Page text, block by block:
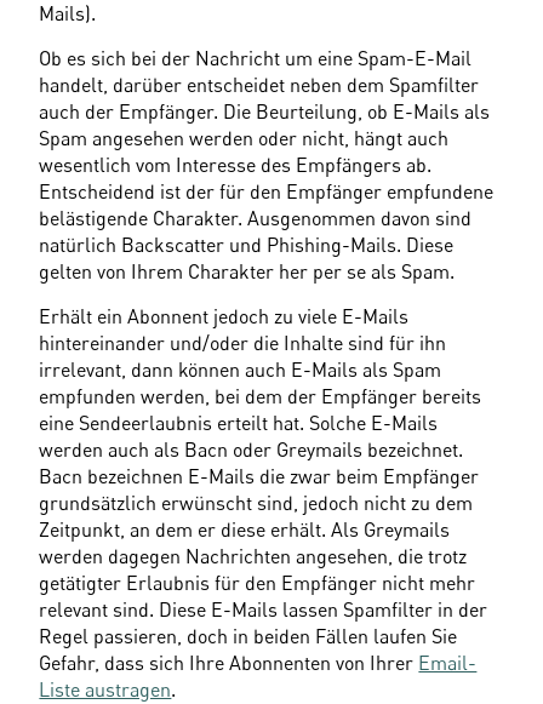
Mails).
Ob es sich bei der Nachricht um eine Spam-E-Mail
handelt, darüber entscheidet neben dem Spamfilter
auch der Empfänger. Die Beurteilung, ob E-Mails als
Spam angesehen werden oder nicht, hängt auch
wesentlich vom Interesse des Empfängers ab.
Entscheidend ist der für den Empfänger empfundene
belästigende Charakter. Ausgenommen davon sind
natürlich Backscatter und Phishing-Mails. Diese
gelten von Ihrem Charakter her per se als Spam.
Erhält ein Abonnent jedoch zu viele E-Mails
hintereinander und/oder die Inhalte sind für ihn
irrelevant, dann können auch E-Mails als Spam
empfunden werden, bei dem der Empfänger bereits
eine Sendeerlaubnis erteilt hat. Solche E-Mails
werden auch als Bacn oder Greymails bezeichnet.
Bacn bezeichnen E-Mails die zwar beim Empfänger
grundsätzlich erwünscht sind, jedoch nicht zu dem
Zeitpunkt, an dem er diese erhält. Als Greymails
werden dagegen Nachrichten angesehen, die trotz
getätigter Erlaubnis für den Empfänger nicht mehr
relevant sind. Diese E-Mails lassen Spamfilter in der
Regel passieren, doch in beiden Fällen laufen Sie
Gefahr, dass sich Ihre Abonnenten von Ihrer Email-
Liste austragen.